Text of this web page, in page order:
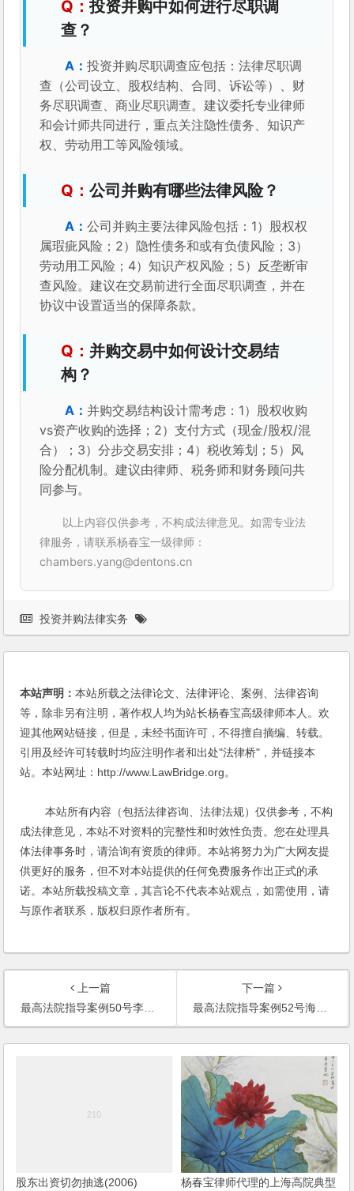
投资并购中如何进行尽职调
查？
投资并购尽职调查应包括：法律尽职调
查（公司设立、股权结构、合同、诉讼等）、财
务尽职调查、商业尽职调查。建议委托专业律师
和会计师共同进行，重点关注隐性债务、知识产
权、劳动用工等风险领域。
公司并购有哪些法律风险？
公司并购主要法律风险包括：1）股权权
属瑕疵风险；2）隐性债务和或有负债风险；3）
劳动用工风险；4）知识产权风险；5）反垄断审
查风险。建议在交易前进行全面尽职调查，并在
协议中设置适当的保障条款。
并购交易中如何设计交易结
构？
并购交易结构设计需考虑：1）股权收购
vs资产收购的选择；2）支付方式（现金/股权/混
合）；3）分步交易安排；4）税收筹划；5）风
险分配机制。建议由律师、税务师和财务顾问共
同参与。
以上内容仅供参考，不构成法律意见。如需专业法
律服务，请联系杨春宝一级律师：
chambers.yang@dentons.cn
投资并购法律实务
本站声明：本站所载之法律论文、法律评论、案例、法律咨询
等，除非另有注明，著作权人均为站长杨春宝高级律师本人。欢
迎其他网站链接，但是，未经书面许可，不得擅自摘编、转载。
引用及经许可转载时均应注明作者和出处"法律桥"，并链接本
站。本站网址：http://www.LawBridge.org。
本站所有内容（包括法律咨询、法律法规）仅供参考，不构
成法律意见，本站不对资料的完整性和时效性负责。您在处理具
体法律事务时，请洽询有资质的律师。本站将努力为广大网友提
供更好的服务，但不对本站提供的任何免费服务作出正式的承
诺。本站所载投稿文章，其言论不代表本站观点，如需使用，请
与原作者联系，版权归原作者所有。
上一篇
最高法院指导案例50号李某、郭某阳诉郭某和、童某某继承纠纷案
下一篇
最高法院指导案例52号海南丰海粮油工业有限公司诉中国人民财产保险股份有限公司海南省分公司海上货物运输保险合同纠纷案
股东出资切勿抽逃(2006)
杨春宝律师代理的上海高院典型